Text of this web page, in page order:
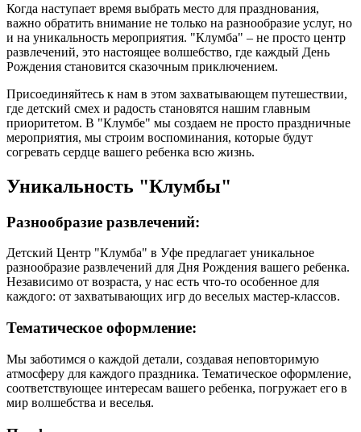
Когда наступает время выбрать место для празднования,
важно обратить внимание не только на разнообразие услуг, но
и на уникальность мероприятия. "Клумба" – не просто центр
развлечений, это настоящее волшебство, где каждый День
Рождения становится сказочным приключением.
Присоединяйтесь к нам в этом захватывающем путешествии,
где детский смех и радость становятся нашим главным
приоритетом. В "Клумбе" мы создаем не просто праздничные
мероприятия, мы строим воспоминания, которые будут
согревать сердце вашего ребенка всю жизнь.
Уникальность "Клумбы"
Разнообразие развлечений:
Детский Центр "Клумба" в Уфе предлагает уникальное
разнообразие развлечений для Дня Рождения вашего ребенка.
Независимо от возраста, у нас есть что-то особенное для
каждого: от захватывающих игр до веселых мастер-классов.
Тематическое оформление:
Мы заботимся о каждой детали, создавая неповторимую
атмосферу для каждого праздника. Тематическое оформление,
соответствующее интересам вашего ребенка, погружает его в
мир волшебства и веселья.